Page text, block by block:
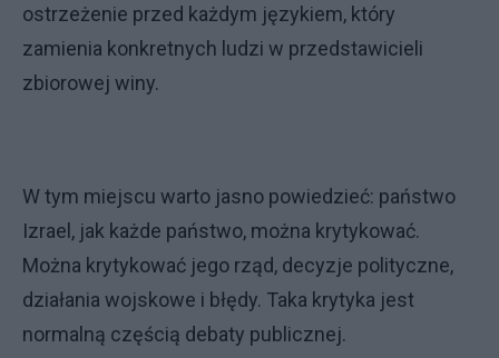
ostrzeżenie przed każdym językiem, który
zamienia konkretnych ludzi w przedstawicieli
zbiorowej winy.
W tym miejscu warto jasno powiedzieć: państwo
Izrael, jak każde państwo, można krytykować.
Można krytykować jego rząd, decyzje polityczne,
działania wojskowe i błędy. Taka krytyka jest
normalną częścią debaty publicznej.